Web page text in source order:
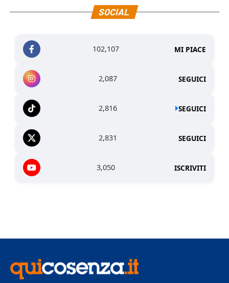
SOCIAL
102,107 MI PIACE
2,087 SEGUICI
2,816 SEGUICI
2,831 SEGUICI
3,050 ISCRIVITI